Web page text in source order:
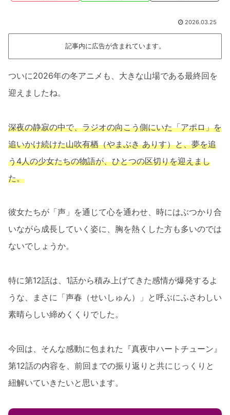
2026.03.25
記事内に広告が含まれています。
ついに2026年の冬アニメも、大きな山場である最終回を
迎えましたね。
深夜の静寂の中で、ラジオの向こう側にいた「アポロ」を
追いかけ続けた山吹有栖（やまぶき ありす）と、夢を追
う4人の少女たちの物語が、ひとつの区切りを迎えまし
た。
彼女たちが「声」を通じて心を通わせ、時にはぶつかり合
いながら成長していく姿に、胸を熱くした方も多いのでは
ないでしょうか。
特に第12話は、1話から積み上げてきた感情が爆発するよ
うな、まさに「声春（せいしゅん）」と呼ぶにふさわしい
素晴らしい締めくくりでした。
今回は、そんな感動に包まれた『真夜中ハートチューン』
第12話の内容を、前回までの振り返りと共にじっくりと
紐解いていきたいと思います。